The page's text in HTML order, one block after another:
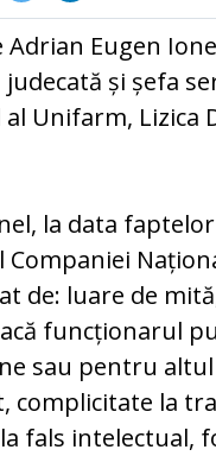
Adrian Eugen
și șefa
al Unifarm, Lizica
la data
Companiei
de: luare de
funcționarul
sau pentru
complicitate la
fals intelectual,